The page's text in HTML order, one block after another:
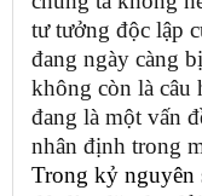
tư tưởng độc lập
đang ngày càng
không còn là câu
đang là một vấn
nhân định trong
Trong kỷ nguyên